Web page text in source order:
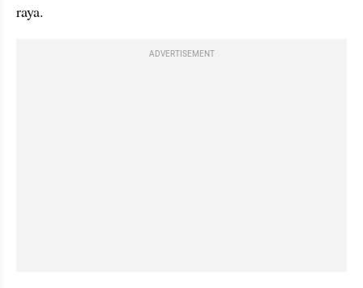
raya.
ADVERTISEMENT